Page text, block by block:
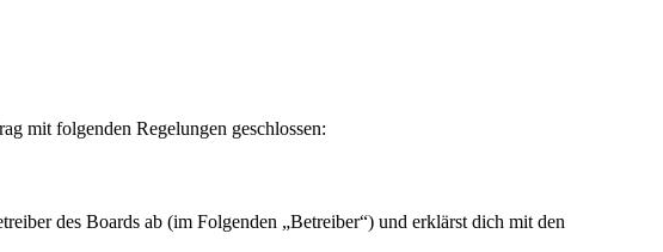
mit folgenden Regelungen geschlossen:
des Boards ab (im Folgenden „Betreiber“) und erklärst dich mit den